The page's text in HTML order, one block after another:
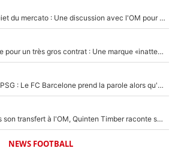
Amine Gouiri est très inquiet du mercato : Une discussion avec l'OM pour acter son transfert !
Kylian Mbappé lâche Nike pour un très gros contrat : Une marque «inattendue» va frapper très fort
Ferran Torres a dit oui au PSG : Le FC Barcelone prend la parole alors qu'un transfert de l'attaquant espagnol prend forme
En plein cauchemar après son transfert à l'OM, Quinten Timber raconte ses doutes après sa signature à Marseille
NEWS FOOTBALL